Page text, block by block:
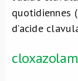
quotidiennes
d’acide